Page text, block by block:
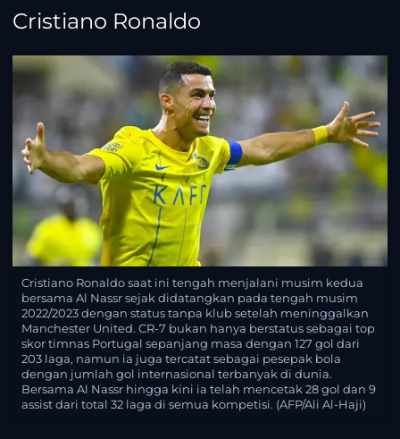
Cristiano Ronaldo
Cristiano Ronaldo saat ini tengah menjalani musim kedua
bersama Al Nassr sejak didatangkan pada tengah musim
2022/2023 dengan status tanpa klub setelah meninggalkan
Manchester United. CR-7 bukan hanya berstatus sebagai top
skor timnas Portugal sepanjang masa dengan 127 gol dari
203 laga, namun ia juga tercatat sebagai pesepak bola
dengan jumlah gol internasional terbanyak di dunia.
Bersama Al Nassr hingga kini ia telah mencetak 28 gol dan 9
assist dari total 32 laga di semua kompetisi. (AFP/Ali Al-Haji)